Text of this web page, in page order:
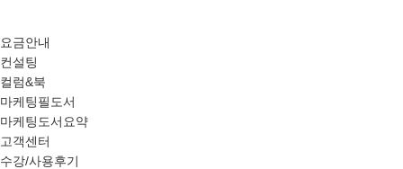
요금안내
컨설팅
컬럼&북
마케팅필도서
마케팅도서요약
고객센터
수강/사용후기